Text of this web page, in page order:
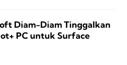
Diam-Diam Tinggalkan
PC untuk Surface